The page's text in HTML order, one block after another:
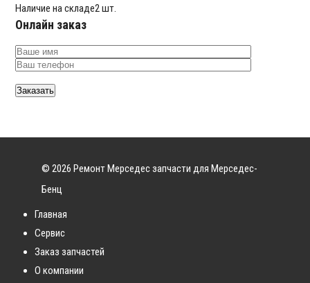
Наличие на складе2 шт.
Онлайн заказ
© 2026 Ремонт Мерседес запчасти для Мерседес-
Бенц
Главная
Сервис
Заказ запчастей
О компании